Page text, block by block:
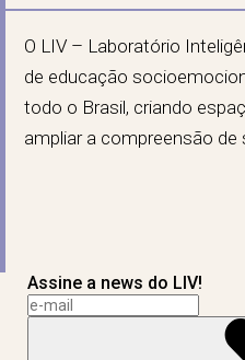
O LIV – Laboratório
de educação
todo o Brasil, criando
ampliar a compreensão de
Assine a news do LIV!